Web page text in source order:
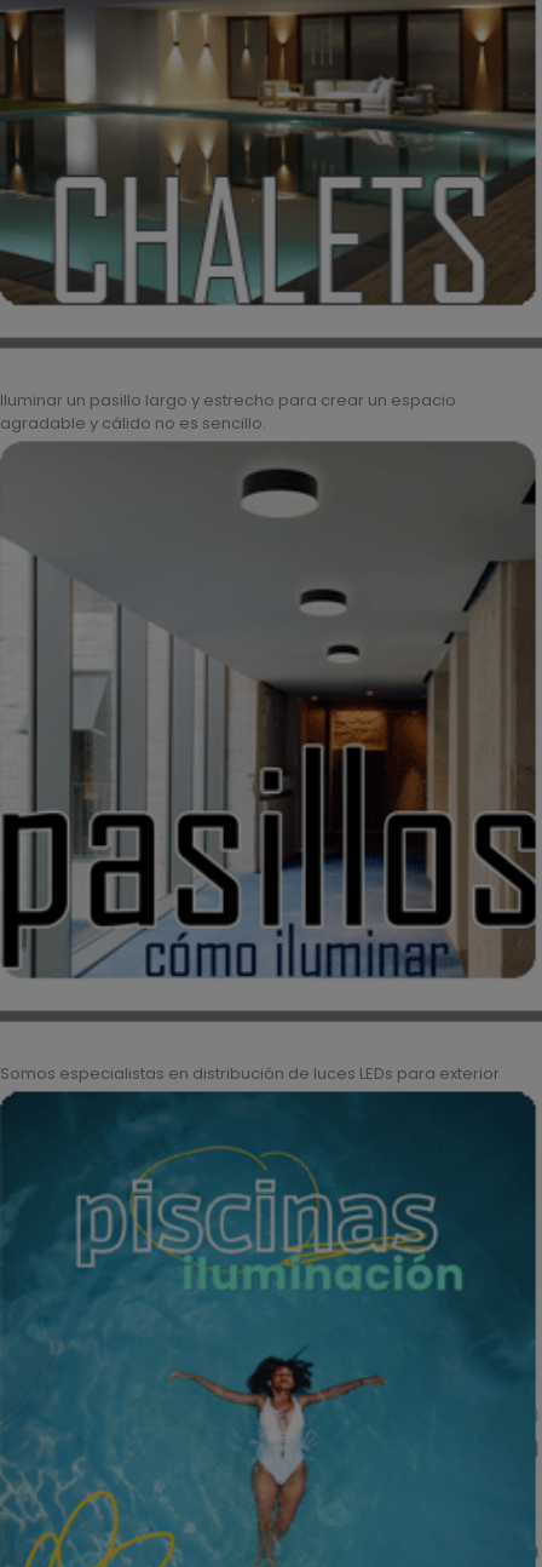
Iluminar un pasillo largo y estrecho para crear un espacio
agradable y cálido no es sencillo.
Somos especialistas en distribución de luces LEDs para exterior